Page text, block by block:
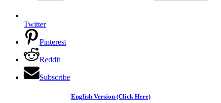
Twitter
Pinterest
Reddit
Subscribe
English Version (Click Here)